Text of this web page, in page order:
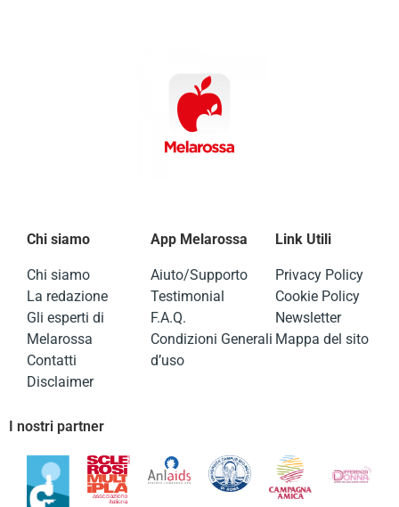
Chi siamo
Chi siamo
La redazione
Gli esperti di
Melarossa
Contatti
Disclaimer
App Melarossa
Aiuto/Supporto
Testimonial
F.A.Q.
Condizioni Generali
d’uso
Link Utili
Privacy Policy
Cookie Policy
Newsletter
Mappa del sito
I nostri partner